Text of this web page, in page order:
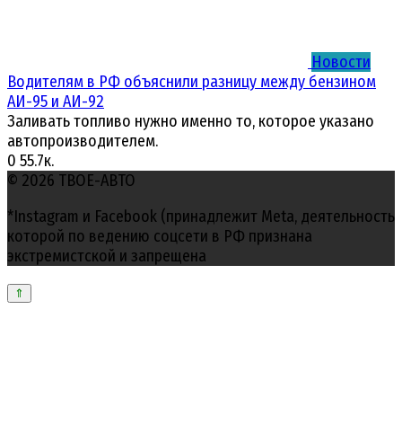
Новости
Водителям в РФ объяснили разницу между бензином
АИ-95 и АИ-92
Заливать топливо нужно именно то, которое указано
автопроизводителем.
0 55.7к.
© 2026 ТВОЕ-АВТО
*Instagram и Facebook (принадлежит Meta, деятельность
которой по ведению соцсети в РФ признана
экстремистской и запрещена